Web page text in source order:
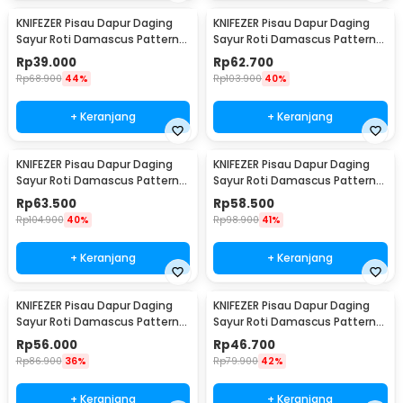
KNIFEZER Pisau Dapur Daging
Sayur Roti Damascus Pattern
Stainless 5 Inch Slicing Knife
Rp39.000
Rp68.900 44%
+ Keranjang
KNIFEZER Pisau Dapur Daging
Sayur Roti Damascus Pattern
Stainless 8 Inch Bread Knife
Rp62.700
Rp103.900 40%
+ Keranjang
KNIFEZER Pisau Dapur Daging
Sayur Roti Damascus Pattern
Stainless 7 Inch Santoku Knife
Rp63.500
Rp104.900 40%
+ Keranjang
KNIFEZER Pisau Dapur Daging
Sayur Roti Damascus Pattern
Stainless 7 Inch Cleaver Knife
Rp58.500
Rp98.900 41%
+ Keranjang
KNIFEZER Pisau Dapur Daging
Sayur Roti Damascus Pattern
Stainless 6 Inch Boning Knife
Rp56.000
Rp86.900 36%
+ Keranjang
KNIFEZER Pisau Dapur Daging
Sayur Roti Damascus Pattern
Stainless 5 Inch Santoku Knife
Rp46.700
Rp79.900 42%
+ Keranjang